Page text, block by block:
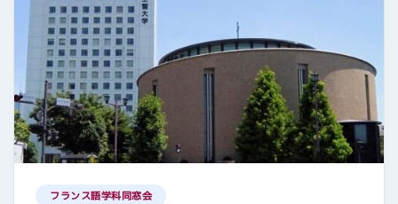
フランス語学科同窓会